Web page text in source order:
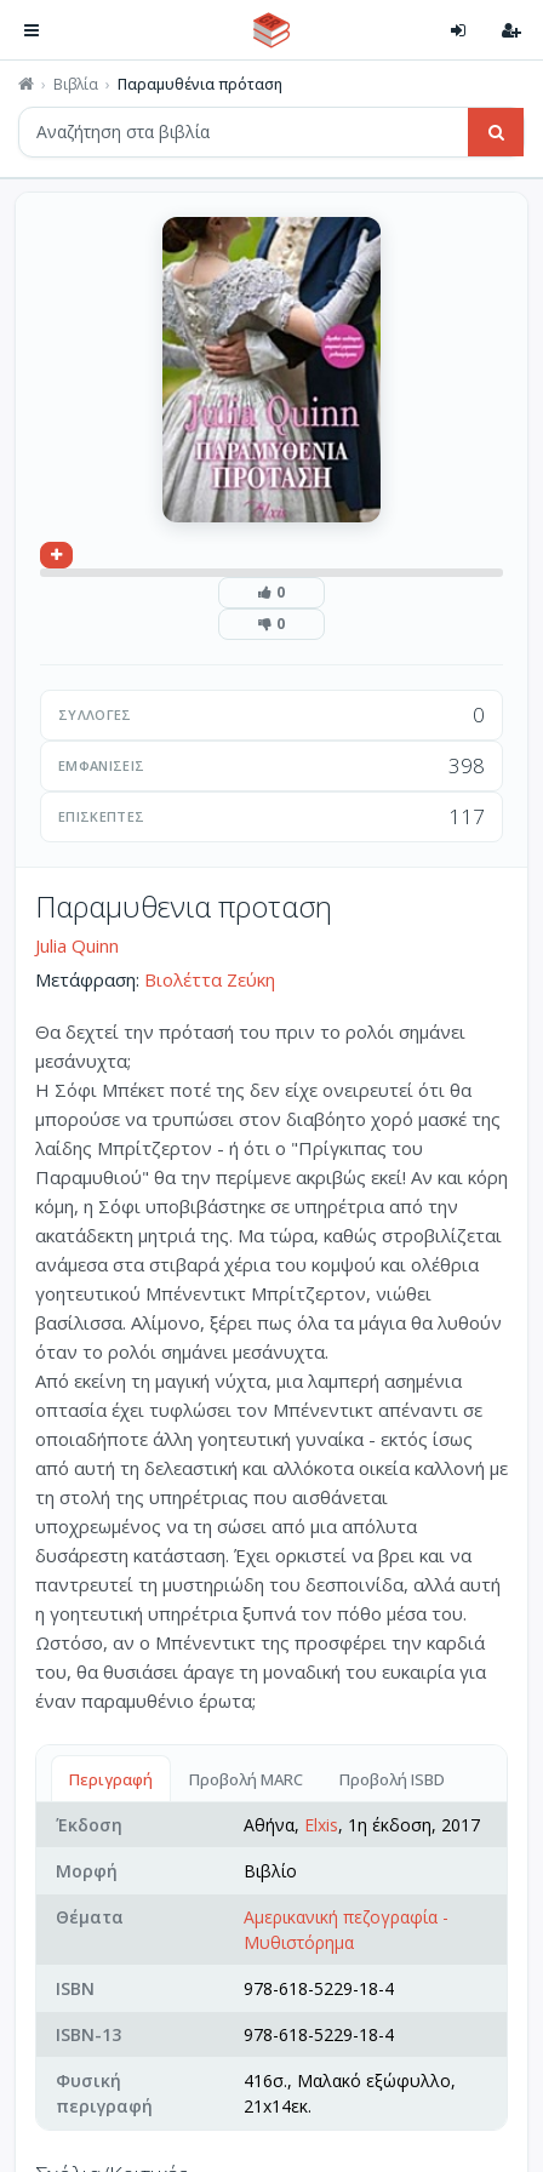
Βιβλία Παραμυθένια πρόταση
0
0
ΣΥΛΛΟΓΈΣ 0
ΕΜΦΑΝΊΣΕΙΣ 398
ΕΠΙΣΚΈΠΤΕΣ 117
Παραμυθενια προταση
Julia Quinn
Μετάφραση: Βιολέττα Ζεύκη
Θα δεχτεί την πρότασή του πριν το ρολόι σημάνει
μεσάνυχτα;
Η Σόφι Μπέκετ ποτέ της δεν είχε ονειρευτεί ότι θα
μπορούσε να τρυπώσει στον διαβόητο χορό μασκέ της
λαίδης Μπρίτζερτον - ή ότι ο "Πρίγκιπας του
Παραμυθιού" θα την περίμενε ακριβώς εκεί! Αν και κόρη
κόμη, η Σόφι υποβιβάστηκε σε υπηρέτρια από την
ακατάδεκτη μητριά της. Μα τώρα, καθώς στροβιλίζεται
ανάμεσα στα στιβαρά χέρια του κομψού και ολέθρια
γοητευτικού Μπένεντικτ Μπρίτζερτον, νιώθει
βασίλισσα. Αλίμονο, ξέρει πως όλα τα μάγια θα λυθούν
όταν το ρολόι σημάνει μεσάνυχτα.
Από εκείνη τη μαγική νύχτα, μια λαμπερή ασημένια
οπτασία έχει τυφλώσει τον Μπένεντικτ απέναντι σε
οποιαδήποτε άλλη γοητευτική γυναίκα - εκτός ίσως
από αυτή τη δελεαστική και αλλόκοτα οικεία καλλονή με
τη στολή της υπηρέτριας που αισθάνεται
υποχρεωμένος να τη σώσει από μια απόλυτα
δυσάρεστη κατάσταση. Έχει ορκιστεί να βρει και να
παντρευτεί τη μυστηριώδη του δεσποινίδα, αλλά αυτή
η γοητευτική υπηρέτρια ξυπνά τον πόθο μέσα του.
Ωστόσο, αν ο Μπένεντικτ της προσφέρει την καρδιά
του, θα θυσιάσει άραγε τη μοναδική του ευκαιρία για
έναν παραμυθένιο έρωτα;
Περιγραφή Προβολή MARC Προβολή ISBD
Έκδοση Αθήνα, Elxis, 1η έκδοση, 2017
Μορφή
Βιβλίο
Θέματα
Αμερικανική πεζογραφία -
Μυθιστόρημα
ISBN
978-618-5229-18-4
ISBN-13
978-618-5229-18-4
Φυσική
περιγραφή
416σ., Μαλακό εξώφυλλο,
21x14εκ.